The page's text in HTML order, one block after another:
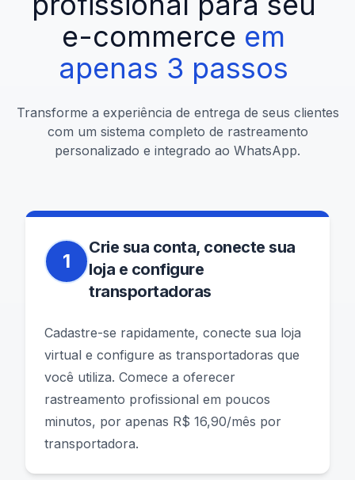
e-commerce em
apenas 3 passos
Transforme a experiência de entrega de seus clientes
com um sistema completo de rastreamento
personalizado e integrado ao WhatsApp.
1
Crie sua conta, conecte sua
loja e configure
transportadoras
Cadastre-se rapidamente, conecte sua loja
virtual e configure as transportadoras que
você utiliza. Comece a oferecer
rastreamento profissional em poucos
minutos, por apenas R$ 16,90/mês por
transportadora.